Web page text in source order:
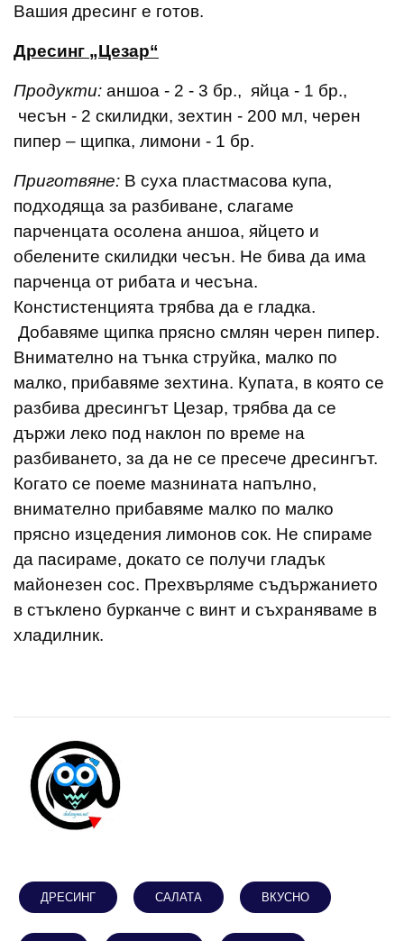
Вашия дресинг е готов.
Дресинг „Цезар“
Продукти: аншоа - 2 - 3 бр., яйца - 1 бр.,
чесън - 2 скилидки, зехтин - 200 мл, черен
пипер – щипка, лимони - 1 бр.
Приготвяне: В суха пластмасова купа,
подходяща за разбиване, слагаме
парченцата осолена аншоа, яйцето и
обелените скилидки чесън. Не бива да има
парченца от рибата и чесъна.
Констистенцията трябва да е гладка.
Добавяме щипка прясно смлян черен пипер.
Внимателно на тънка струйка, малко по
малко, прибавяме зехтина. Купата, в която се
разбива дресингът Цезар, трябва да се
държи леко под наклон по време на
разбиването, за да не се пресече дресингът.
Когато се поеме мазнината напълно,
внимателно прибавяме малко по малко
прясно изцедения лимонов сок. Не спираме
да пасираме, докато се получи гладък
майонезен сос. Прехвърляме съдържанието
в стъклено бурканче с винт и съхраняваме в
хладилник.
ДРЕСИНГ САЛАТА ВКУСНО